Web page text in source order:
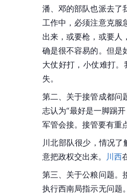
潘、邓的部队也派去了
工作中，必须注意克服
出来，或要枪，或要人
确是很不容易的。但是
大仗好打，小仗难打
失。
第二、关于接管 成都问
志认为“最好是一脚踢
军管会接。接管要有重
川北部队很少，情况了
意把政权交出来。
川西
第三、关于公粮问题。
执行西南局指示无问题